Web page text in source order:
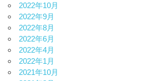
2022年10月
2022年9月
2022年8月
2022年6月
2022年4月
2022年1月
2021年10月